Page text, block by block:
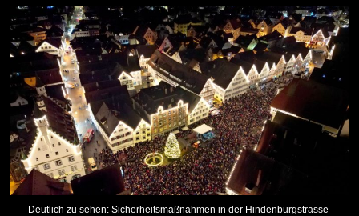
Deutlich zu sehen: Sicherheitsmaßnahmen in der Hindenburgstrasse